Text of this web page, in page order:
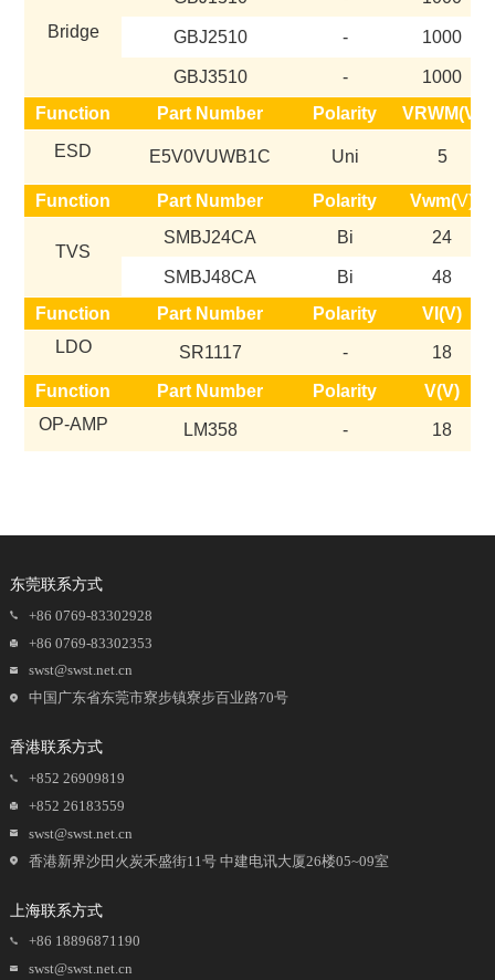
Bridge GBJ2510 - 1000
GBJ3510 -
1000
Function
Part Number Polarity
VRWM(V)
ESD
E5V0VUWB1C Uni 5
Function Part Number Polarity Vwm(V)
TVS
SMBJ24CA Bi 24
SMBJ48CA Bi
48
Function
Part Number Polarity
VI(V)
LDO
SR1117 - 18
Function Part Number Polarity
V(V)
OP-AMP
LM358 - 18
东莞联系方式
+86 0769-83302928
+86 0769-83302353
swst@swst.net.cn
中国广东省东莞市寮步镇寮步百业路70号
香港联系方式
+852 26909819
+852 26183559
swst@swst.net.cn
香港新界沙田火炭禾盛街11号 中建电讯大厦26楼05~09室
上海联系方式
+86 18896871190
swst@swst.net.cn